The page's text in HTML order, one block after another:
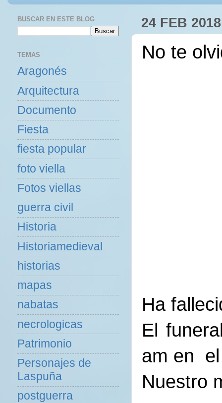
24 FEB 2018
No te
Ha
El
am en el
Nuestro
BUSCAR EN ESTE BLOG
TEMAS
Aragonés
Arquitectura
Documento
Fiesta
fiesta popular
foto viella
Fotos viellas
guerra civil
Historia
Historiamedieval
historias
mapas
nabatas
necrologicas
Patrimonio
Personajes de
Laspuña
postguerra